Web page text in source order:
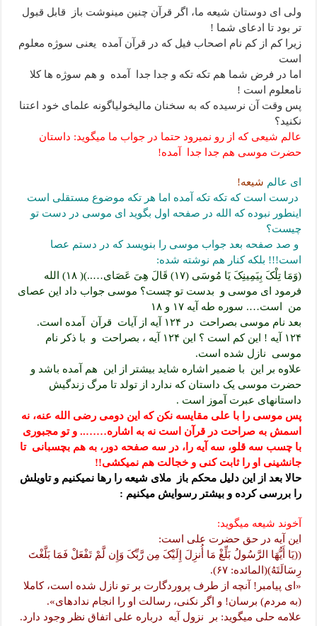
ولی ای دوستان شیعه ما، اگر قرآن چنین مینوشت باز قابل قبول
تر بود تا ادعای شما !
زیرا کم از کم نام اصحاب فیل که در قرآن آمده یعنی سوژه معلوم
است
اما در فرض شما هم تکه تکه و جدا جدا آمده و هم سوژه ها کلا
نامعلوم است !
پس وقت آن نرسیده که به سخنان مالیخولیاگونه علمای خود اعتنا
نکنید؟
عالم شیعی که از رو نمیرود حتما در جواب ما میگوید: داستان
حضرت موسی هم جدا جدا آمده!
ای عالم شیعه!
درست است که تکه تکه آمده اما هر تکه موضوع مستقلی است
اینطور نبوده که الله در صفحه اول بگوید ای موسی در دست تو
چیست؟
و صد صفحه بعد جواب موسی را بنویسد که در دستم عصا
است!!! بلکه کنار هم نوشته شده:
(وَمَا تِلْکَ بِیَمِینِکَ یَا مُوسَى (۱۷) قَالَ هِیَ عَصَای…..)( ۱۸) الله
فرمود ای موسی و بدست تو چست؟ موسی جواب داد این عصای
من است…. سوره طه آیه ۱۷ و ۱۸
بعد نام موسی بصراحت در ۱۲۴ آیه از آیات قرآن آمده است.
۱۲۴ آیه ! این کم است ؟ این ۱۲۴ آیه ، بصراحت و با ذکر نام
موسی نازل شده است.
علاوه بر این با ضمیر اشاره شاید بیشتر از این هم آمده باشد و
حضرت موسی یک داستان که ندارد از تولد تا مرگ زندگیش
داستانهای عبرت آموز است .
پس موسی را با علی مقایسه نکن که این دومی رضی الله عنه، نه
اسمش به صراحت در قرآن است نه به اشاره…….. و تو مجبوری
با چسب سه قلو، سه آیه را، در سه صفحه دور، به هم بچسبانی تا
جانشینی او را ثابت کنی و خجالت هم نمیکشی!!
حالا بعد از این دلیل محکم باز ملای شیعه را رها نمیکنیم و تاویلش
را بررسی کرده و بیشتر رسوایش میکنیم :
آخوند شیعه میگوید:
این آیه در حق حضرت علی است:
((یَا أَیُّهَا الرَّسُولُ بَلِّغْ مَا أُنزِلَ إِلَیْکَ مِن رَّبِّکَ وَإِن لَّمْ تَفْعَلْ فَمَا بَلَّغْتَ
رِسَالَتَهُ)(المائده: ۶۷).
«اى پیامبر! آنچه از طرف پروردگارت بر تو نازل شده است، کاملا
(به مردم) برسان! و اگر نکنى، رسالت او را انجام نداده‏اى».
علامه حلی میگوید: بر نزول آیه درباره علی اتفاق نظر وجود دارد.